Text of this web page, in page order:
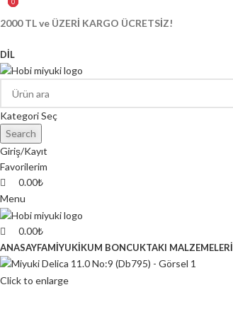
2000 TL ve ÜZERİ KARGO ÜCRETSİZ!
DIL
Kategori Seç
Search
Giriş/Kayıt
Favorilerim
0
0.00₺
Menu
0
0.00₺
ANASAYFAMİYUKİKUM BONCUKTAKI MALZEMELERİ
Click to enlarge
0